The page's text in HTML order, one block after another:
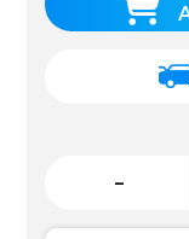
-